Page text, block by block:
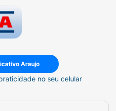
bastão diretamente
dando leves
uniforme.
longo do dia para
Araujo
no seu celular